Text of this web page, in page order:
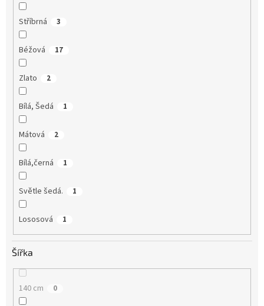
Stříbrná 3
Béžová 17
Zlato 2
Bílá, Šedá 1
Mátová 2
Bílá,černá 1
Světle šedá. 1
Lososová 1
Šířka
140 cm 0